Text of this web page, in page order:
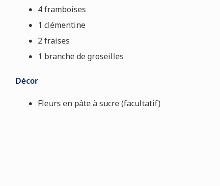
4 framboises
1 clémentine
2 fraises
1 branche de groseilles
Décor
Fleurs en pâte à sucre (facultatif)